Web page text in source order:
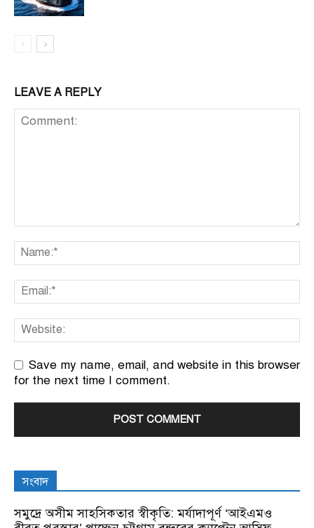
LEAVE A REPLY
Save my name, email, and website in this browser
for the next time I comment.
সংবাদ
সমুদ্রে অসীম সাহসিকতার স্বীকৃতি: মর্যাদাপূর্ণ ‘আইএমও